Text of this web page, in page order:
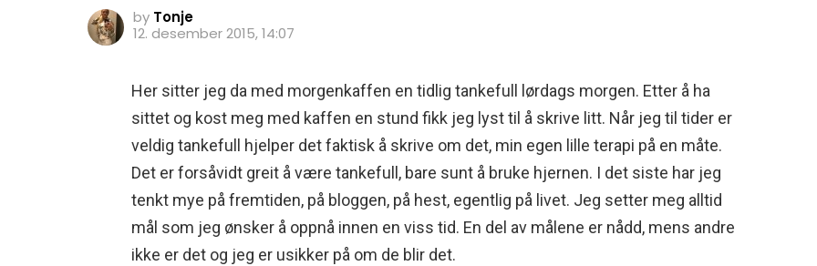
by Tonje
12. desember 2015, 14:07
Her sitter jeg da med morgenkaffen en tidlig tankefull lørdags morgen. Etter å ha
sittet og kost meg med kaffen en stund fikk jeg lyst til å skrive litt. Når jeg til tider er
veldig tankefull hjelper det faktisk å skrive om det, min egen lille terapi på en måte.
Det er forsåvidt greit å være tankefull, bare sunt å bruke hjernen. I det siste har jeg
tenkt mye på fremtiden, på bloggen, på hest, egentlig på livet. Jeg setter meg alltid
mål som jeg ønsker å oppnå innen en viss tid. En del av målene er nådd, mens andre
ikke er det og jeg er usikker på om de blir det.